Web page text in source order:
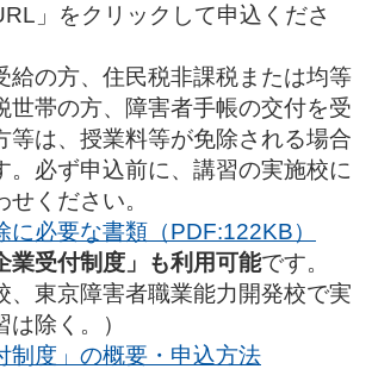
」をクリックして申込くださ
給の方、住民税非課税または均等
世帯の方、障害者手帳の交付を受
等は、授業料等が免除される場合
。必ず申込前に、講習の実施校に
せください。
に必要な書類（PDF:122KB）
業受付制度」も利用可能です。
、東京障害者職業能力開発校で実
除く。）
制度」の概要・申込方法